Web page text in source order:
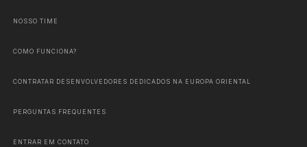
NOSSO TIME
COMO FUNCIONA?
CONTRATAR DESENVOLVEDORES DEDICADOS NA EUROPA ORIENTAL
PERGUNTAS FREQUENTES
ENTRAR EM CONTATO